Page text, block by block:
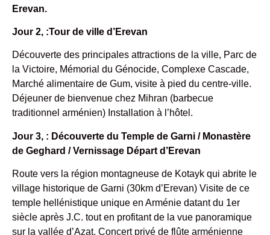
Erevan.
Jour 2, :Tour de ville d’Erevan
Découverte des principales attractions de la ville, Parc de
la Victoire, Mémorial du Génocide, Complexe Cascade,
Marché alimentaire de Gum, visite à pied du centre-ville.
Déjeuner de bienvenue chez Mihran (barbecue
traditionnel arménien) Installation à l’hôtel.
Jour 3, : Découverte du Temple de Garni / Monastère
de Geghard / Vernissage Départ d’Erevan
Route vers la région montagneuse de Kotayk qui abrite le
village historique de Garni (30km d’Erevan) Visite de ce
temple hellénistique unique en Arménie datant du 1er
siècle après J.C. tout en profitant de la vue panoramique
sur la vallée d’Azat. Concert privé de flûte arménienne